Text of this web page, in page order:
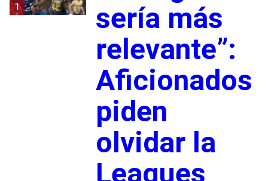
1
sería más
relevante”:
Aficionados
piden
olvidar la
Leagues